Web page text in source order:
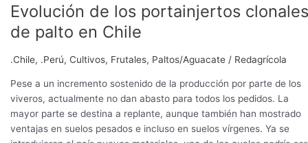
Evolución de los portainjertos clonales
de palto en Chile
.Chile, .Perú, Cultivos, Frutales, Paltos/Aguacate / Redagrícola
Pese a un incremento sostenido de la producción por parte de los
viveros, actualmente no dan abasto para todos los pedidos. La
mayor parte se destina a replante, aunque también han mostrado
ventajas en suelos pesados e incluso en suelos vírgenes. Ya se
Evolución
de
los
portainjertos
clonales
de
palto
en
Chile